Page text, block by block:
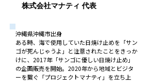
株式会社マナティ 代表
沖縄県沖縄市出身
ある時、海で使用していた日焼け止めを「サン
ゴが死んじゃうよ」と注意されたことをきっか
けに、2017年「サンゴに優しい日焼け止め」
の企画販売を開始。2020年から地域とビジタ
ーを繋ぐ「プロジェクトマナティ」を立ち上